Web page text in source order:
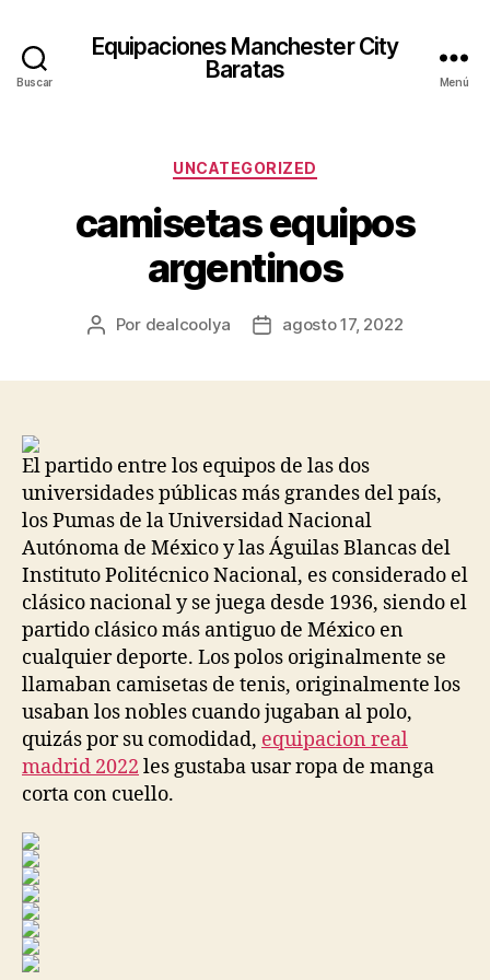
Buscar
Equipaciones Manchester City
Baratas
Menú
Categorías
UNCATEGORIZED
camisetas equipos
argentinos
Autor
Por dealcoolya
Fechaagosto 17, 2022
El partido entre los equipos de las dos
universidades públicas más grandes del país,
los Pumas de la Universidad Nacional
Autónoma de México y las Águilas Blancas del
Instituto Politécnico Nacional, es considerado el
clásico nacional y se juega desde 1936, siendo el
partido clásico más antiguo de México en
cualquier deporte. Los polos originalmente se
llamaban camisetas de tenis, originalmente los
usaban los nobles cuando jugaban al polo,
quizás por su comodidad, equipacion real
madrid 2022 les gustaba usar ropa de manga
corta con cuello.